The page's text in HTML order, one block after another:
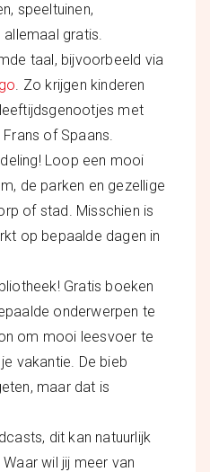
speeltuinen,
allemaal gratis.
taal, bijvoorbeeld via
. Zo krijgen kinderen
met
of Spaans.
Loop een mooi
de parken en gezellige
of stad. Misschien is
op bepaalde dagen in
Gratis boeken
onderwerpen te
om mooi leesvoer te
vakantie. De bieb
maar dat is
dit kan natuurlijk
wil jij meer van